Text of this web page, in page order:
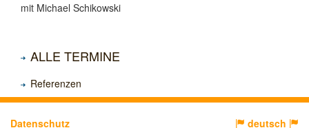
mit Michael Schikowski
ALLE TERMINE
Referenzen
Datenschutz deutsch